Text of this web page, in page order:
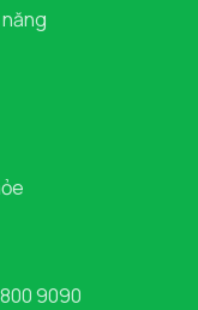
9090